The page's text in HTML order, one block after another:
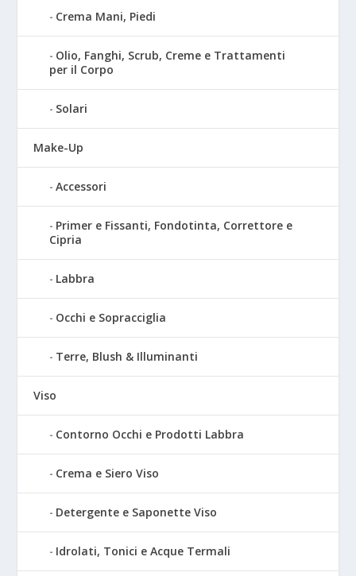
Crema Mani, Piedi
Olio, Fanghi, Scrub, Creme e Trattamenti
per il Corpo
Solari
Make-Up
Accessori
Primer e Fissanti, Fondotinta, Correttore e
Cipria
Labbra
Occhi e Sopracciglia
Terre, Blush & Illuminanti
Viso
Contorno Occhi e Prodotti Labbra
Crema e Siero Viso
Detergente e Saponette Viso
Idrolati, Tonici e Acque Termali